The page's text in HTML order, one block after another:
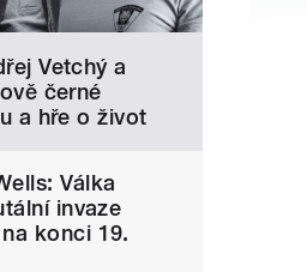
Vetchý a
černé
a hře o život
Válka
invaze
konci 19.